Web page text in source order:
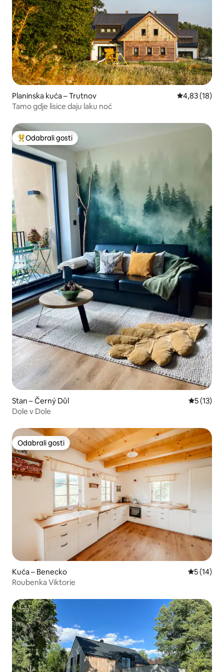
Planinska kuća – Trutnov Prosječna
4,83 (18)
Tamo gdje lisice daju laku noć
Među najviše rangiranima s oznakom „Odabrali gosti”
Odabrali gosti
Stan – Černý Důl Prosječna
5 (13)
Dole v Dole
Odabrali gosti
Odabrali gosti
Kuća – Benecko Prosječna
5 (14)
Roubenka Viktorie